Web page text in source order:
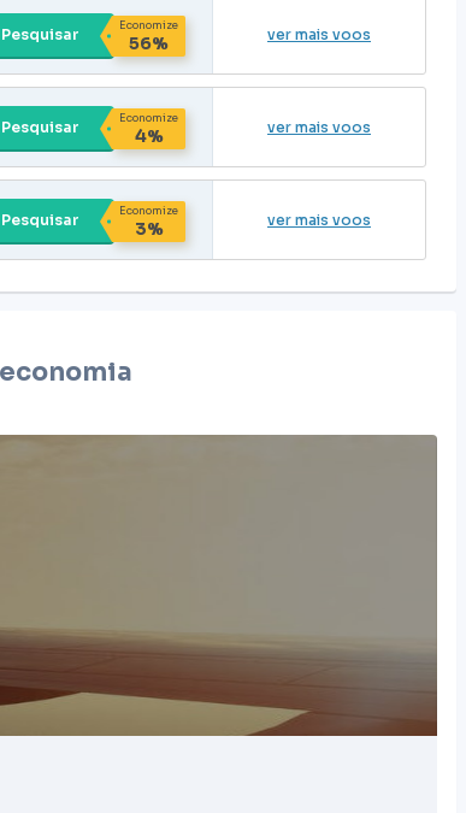
Pesquisar
Economize
56% ver mais voos
Pesquisar
Economize
4% ver mais voos
Pesquisar
Economize
3% ver mais voos